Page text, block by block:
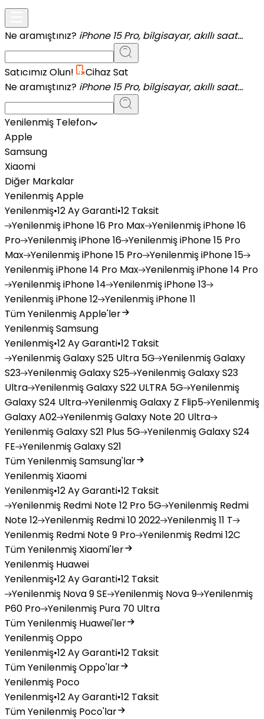
Ne aramıştınız? iPhone 15 Pro, bilgisayar, akıllı saat...
Satıcımız Olun!
Cihaz Sat
Ne aramıştınız? iPhone 15 Pro, bilgisayar, akıllı saat...
Yenilenmiş Telefon
Apple
Samsung
Xiaomi
Diğer Markalar
Yenilenmiş Apple
Yenilenmiş•12 Ay Garanti•12 Taksit
YenilenmişiPhone 16 Pro Max YenilenmişiPhone 16
Pro YenilenmişiPhone 16 YenilenmişiPhone 15 Pro
Max YenilenmişiPhone 15 Pro YenilenmişiPhone 15
YenilenmişiPhone 14 Pro Max YenilenmişiPhone 14 Pro
YenilenmişiPhone 14 YenilenmişiPhone 13
YenilenmişiPhone 12 YenilenmişiPhone 11
Tüm Yenilenmiş Apple'ler
Yenilenmiş Samsung
Yenilenmiş•12 Ay Garanti•12 Taksit
YenilenmişGalaxy S25 Ultra 5G YenilenmişGalaxy
S23 YenilenmişGalaxy S25 YenilenmişGalaxy S23
Ultra YenilenmişGalaxy S22 ULTRA 5G Yenilenmiş
Galaxy S24 Ultra YenilenmişGalaxy Z Flip5 Yenilenmiş
Galaxy A02 YenilenmişGalaxy Note 20 Ultra
YenilenmişGalaxy S21 Plus 5G YenilenmişGalaxy S24
FE YenilenmişGalaxy S21
Tüm Yenilenmiş Samsung'lar
Yenilenmiş Xiaomi
Yenilenmiş•12 Ay Garanti•12 Taksit
Yenilenmiş Redmi Note 12 Pro 5G Yenilenmiş Redmi
Note 12 Yenilenmiş Redmi 10 2022 Yenilenmiş11 T
Yenilenmiş Redmi Note 9 Pro Yenilenmiş Redmi 12C
Tüm Yenilenmiş Xiaomi'ler
Yenilenmiş Huawei
Yenilenmiş•12 Ay Garanti•12 Taksit
Yenilenmiş Nova 9 SE Yenilenmiş Nova 9 Yenilenmiş
P60 Pro Yenilenmiş Pura 70 Ultra
Tüm Yenilenmiş Huawei'ler
Yenilenmiş Oppo
Yenilenmiş•12 Ay Garanti•12 Taksit
Tüm Yenilenmiş Oppo'lar
Yenilenmiş Poco
Yenilenmiş•12 Ay Garanti•12 Taksit
Tüm Yenilenmiş Poco'lar